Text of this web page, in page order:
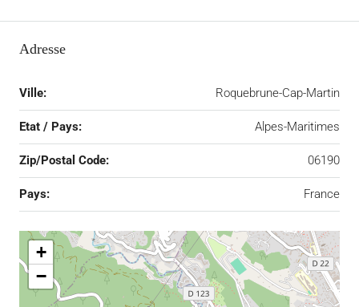
Adresse
Ville: Roquebrune-Cap-Martin
Etat / Pays: Alpes-Maritimes
Zip/Postal Code: 06190
Pays: France
+
−